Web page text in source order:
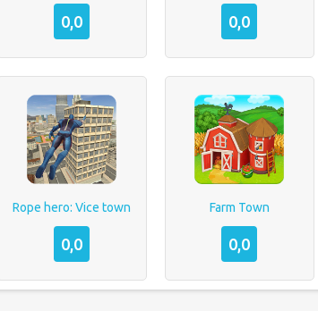
0,0 0,0
Rope hero: Vice town
0,0
Farm Town
0,0